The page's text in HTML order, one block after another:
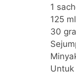
1
125
30